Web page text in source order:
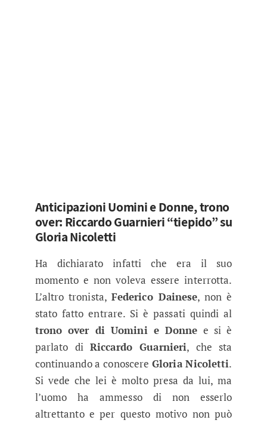
Anticipazioni Uomini e Donne, trono
over: Riccardo Guarnieri “tiepido” su
Gloria Nicoletti
Ha dichiarato infatti che era il suo
momento e non voleva essere interrotta.
L’altro tronista, Federico Dainese, non è
stato fatto entrare. Si è passati quindi al
trono over di Uomini e Donne e si è
parlato diRiccardo Guarnieri, che sta
continuando a conoscereGloria Nicoletti.
Si vede che lei è molto presa da lui, ma
l’uomo ha ammesso di non esserlo
altrettanto e per questo motivo non può